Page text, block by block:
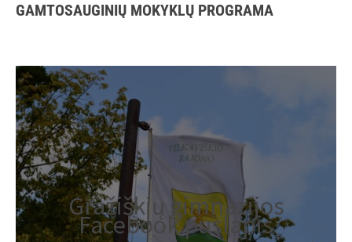
GAMTOSAUGINIŲ MOKYKLŲ PROGRAMA
Gražiškių gimnazijos
Facebook puslapis